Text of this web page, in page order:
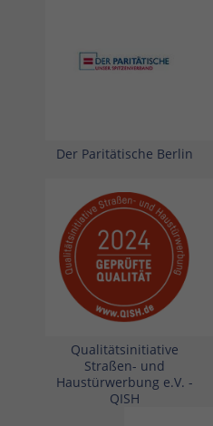
Der Paritätische Berlin
Qualitätsinitiative
Straßen- und
Haustürwerbung e.V. -
QISH